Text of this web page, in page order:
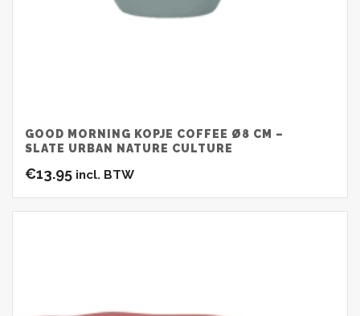
GOOD MORNING KOPJE COFFEE Ø8 CM –
SLATE URBAN NATURE CULTURE
€13.95 incl. BTW